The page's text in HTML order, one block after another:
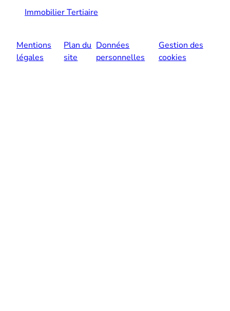
Immobilier Tertiaire
Mentions
légales
Plan du
site
Données
personnelles
Gestion des
cookies